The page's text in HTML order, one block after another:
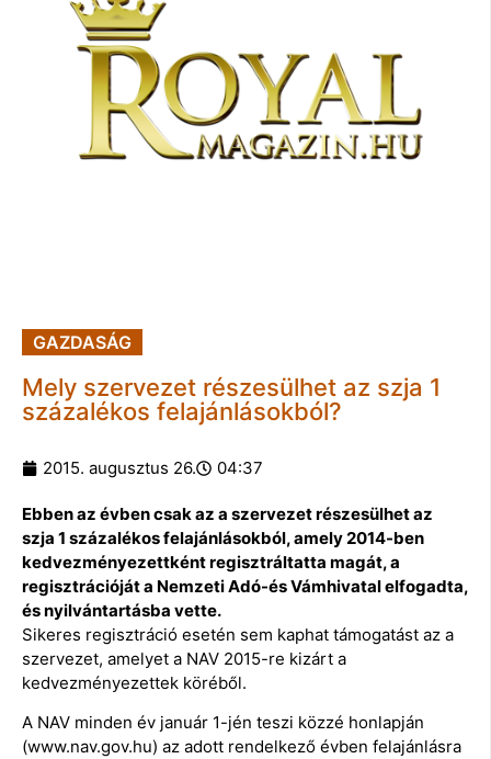
GAZDASÁG
Mely szervezet részesülhet az szja 1
százalékos felajánlásokból?
2015. augusztus 26. 04:37
Ebben az évben csak az a szervezet részesülhet az
szja 1 százalékos felajánlásokból, amely 2014-ben
kedvezményezettként regisztráltatta magát, a
regisztrációját a Nemzeti Adó-és Vámhivatal elfogadta,
és nyilvántartásba vette.
Sikeres regisztráció esetén sem kaphat támogatást az a
szervezet, amelyet a NAV 2015-re kizárt a
kedvezményezettek köréből.
A NAV minden év január 1-jén teszi közzé honlapján
(www.nav.gov.hu) az adott rendelkező évben felajánlásra